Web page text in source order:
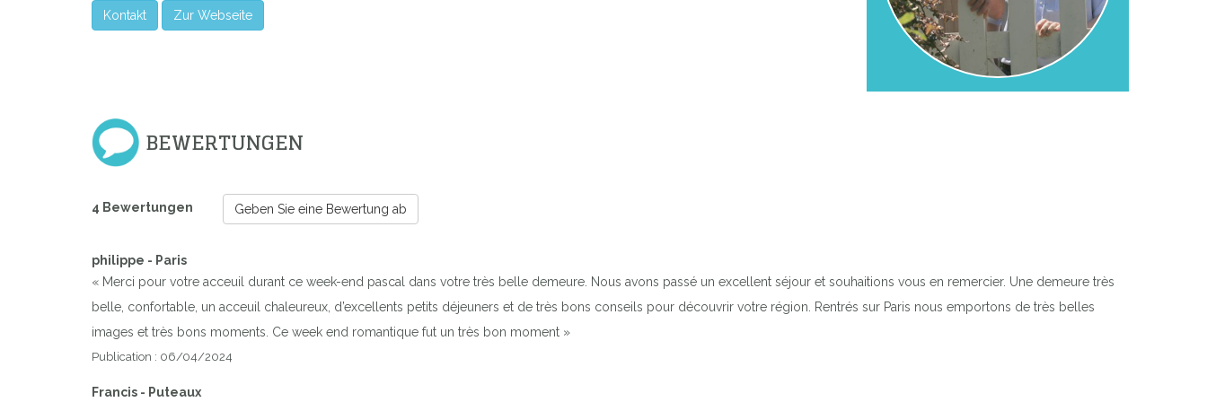
Kontakt Zur Webseite
BEWERTUNGEN
4 Bewertungen Geben Sie eine Bewertung ab
philippe - Paris
« Merci pour votre acceuil durant ce week-end pascal dans votre très belle demeure. Nous avons passé un excellent séjour et souhaitions vous en remercier. Une demeure très
belle, confortable, un acceuil chaleureux, d’excellents petits déjeuners et de très bons conseils pour découvrir votre région. Rentrés sur Paris nous emportons de très belles
images et très bons moments. Ce week end romantique fut un très bon moment »
Publication : 06/04/2024
Francis - Puteaux